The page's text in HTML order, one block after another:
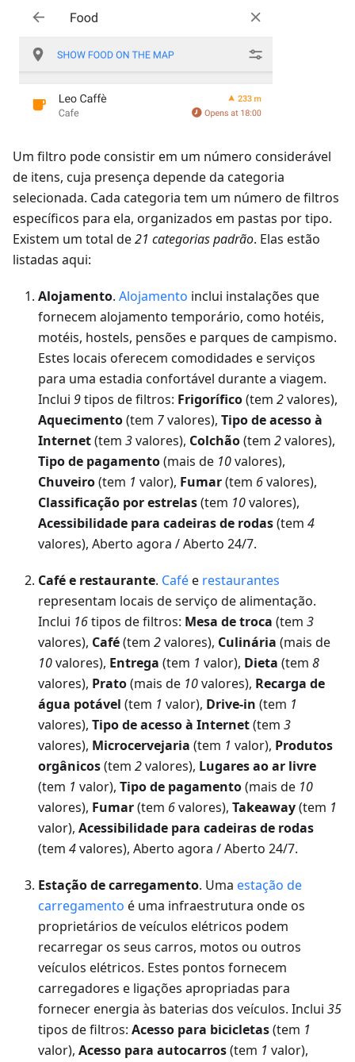
Um filtro pode consistir em um número considerável
de itens, cuja presença depende da categoria
selecionada. Cada categoria tem um número de filtros
específicos para ela, organizados em pastas por tipo.
Existem um total de21 categorias padrão. Elas estão
listadas aqui:
Alojamento. Alojamento inclui instalações que
fornecem alojamento temporário, como hotéis,
motéis, hostels, pensões e parques de campismo.
Estes locais oferecem comodidades e serviços
para uma estadia confortável durante a viagem.
Inclui 9tipos de filtros: Frigorífico(tem 2valores),
Aquecimento(tem 7valores), Tipo de acesso à
Internet(tem 3valores), Colchão(tem 2valores),
Tipo de pagamento(mais de 10valores),
Chuveiro(tem 1 valor), Fumar(tem 6valores),
Classificação por estrelas(tem 10valores),
Acessibilidade para cadeiras de rodas(tem 4
valores), Aberto agora / Aberto 24/7.
Café e restaurante. Cafée restaurantes
representam locais de serviço de alimentação.
Inclui 16tipos de filtros: Mesa de troca (tem 3
valores), Café(tem 2valores), Culinária (mais de
10valores), Entrega (tem 1 valor), Dieta (tem 8
valores), Prato(mais de 10valores), Recarga de
água potável (tem 1 valor), Drive-in (tem 1
valores), Tipo de acesso à Internet(tem 3
valores), Microcervejaria (tem 1 valor), Produtos
orgânicos(tem 2valores), Lugares ao ar livre
(tem 1 valor), Tipo de pagamento(mais de 10
valores), Fumar(tem 6valores), Takeaway(tem 1
valor), Acessibilidade para cadeiras de rodas
(tem 4valores), Aberto agora / Aberto 24/7.
Estação de carregamento. Uma estação de
carregamento é uma infraestrutura onde os
proprietários de veículos elétricos podem
recarregar os seus carros, motos ou outros
veículos elétricos. Estes pontos fornecem
carregadores e ligações apropriadas para
fornecer energia às baterias dos veículos. Inclui 35
tipos de filtros: Acesso para bicicletas(tem 1
valor), Acesso para autocarros(tem 1 valor),